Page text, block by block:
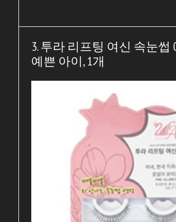
3. 투라 리프팅 여신 속눈썹
예쁜 아이, 1개